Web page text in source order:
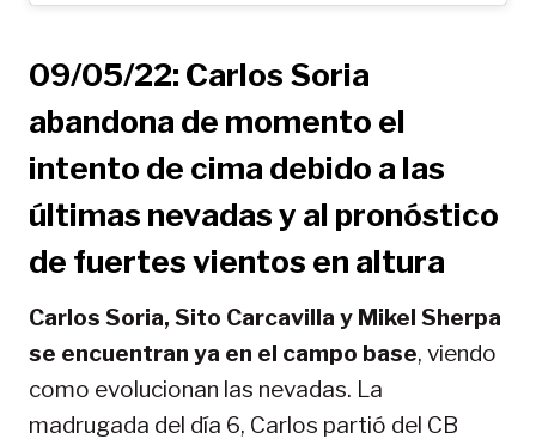
09/05/22: Carlos Soria
abandona de momento el
intento de cima debido a las
últimas nevadas y al pronóstico
de fuertes vientos en altura
Carlos Soria, Sito Carcavilla y Mikel Sherpa
se encuentran ya en el campo base, viendo
como evolucionan las nevadas. La
madrugada del día 6, Carlos partió del CB